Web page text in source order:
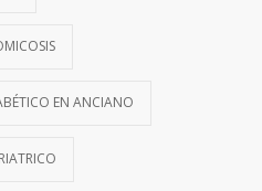
EN ANCIANO